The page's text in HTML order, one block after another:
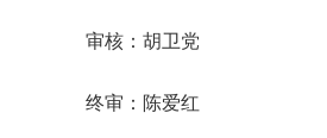
审核：胡卫党
终审：陈爱红